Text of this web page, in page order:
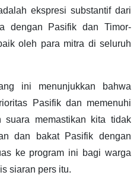
ekspresi substantif dari
dengan Pasifik dan Timor-
oleh para mitra di seluruh
ini menunjukkan bahwa
Pasifik dan memenuhi
suara memastikan kita tidak
dan bakat Pasifik dengan
ke program ini bagi warga
siaran pers itu.